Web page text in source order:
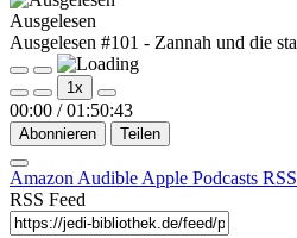
Ausgelesen
Ausgelesen #101 - Zannah und die
Play
Episode
Pause
Episode
1x
00:00 / 01:50:43
Abonnieren Teilen
Amazon Audible Apple Podcasts RSS
RSS Feed